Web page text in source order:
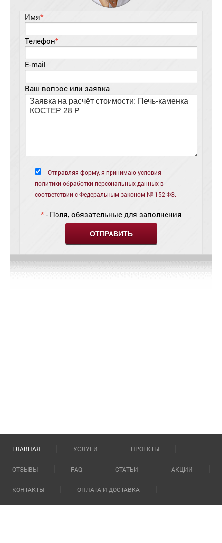
Имя*
Телефон*
E-mail
Ваш вопрос или заявка
Отправляя форму, я принимаю условия
политики обработки персональных данных в
соответствии с Федеральным законом № 152-ФЗ.
*- Поля, обязательные для заполнения
ГЛАВНАЯ УСЛУГИ ПРОЕКТЫ
ОТЗЫВЫ FAQ СТАТЬИ АКЦИИ
КОНТАКТЫ ОПЛАТА И ДОСТАВКА